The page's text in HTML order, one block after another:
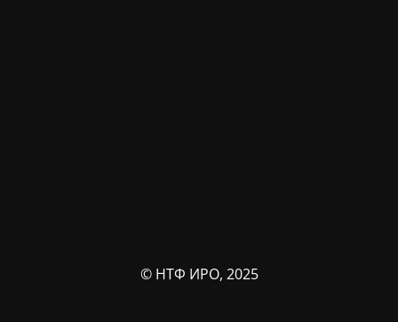
© НТФ ИРО, 2025